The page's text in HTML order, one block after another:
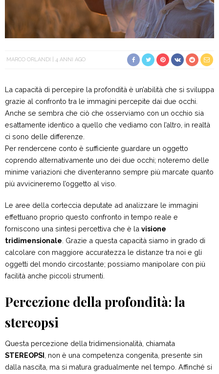
MARCO ORLANDI 4 ANNI AGO
La capacità di percepire la profondità è un’abilità che si sviluppa
grazie al confronto tra le immagini percepite dai due occhi.
Anche se sembra che ciò che osserviamo con un occhio sia
esattamente identico a quello che vediamo con l’altro, in realtà
ci sono delle differenze.
Per rendercene conto è sufficiente guardare un oggetto
coprendo alternativamente uno dei due occhi; noteremo delle
minime variazioni che diventeranno sempre più marcate quanto
più avvicineremo l’oggetto al viso.
Le aree della corteccia deputate ad analizzare le immagini
effettuano proprio questo confronto in tempo reale e
forniscono una sintesi percettiva che è la visione
tridimensionale . Grazie a questa capacità siamo in grado di
calcolare con maggiore accuratezza le distanze tra noi e gli
oggetti del mondo circostante; possiamo manipolare con più
facilità anche piccoli strumenti.
Percezione della profondità: la
stereopsi
Questa percezione della tridimensionalità, chiamata
STEREOPSI , non è una competenza congenita, presente sin
dalla nascita, ma si matura gradualmente nel tempo. Affinché si